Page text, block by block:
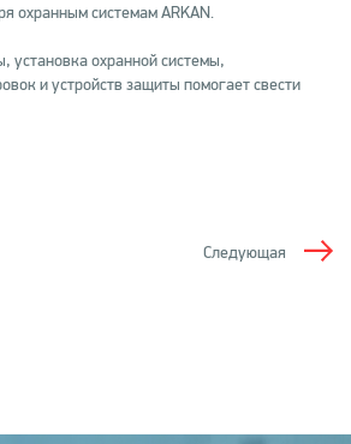
охранным системам ARKAN.
установка охранной системы,
и устройств защиты помогает свести
Следующая